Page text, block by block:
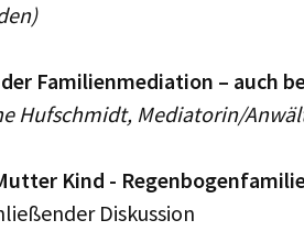
der Familienmediation – auch
Hufschmidt, Mediatorin/
Kind -
Diskussion